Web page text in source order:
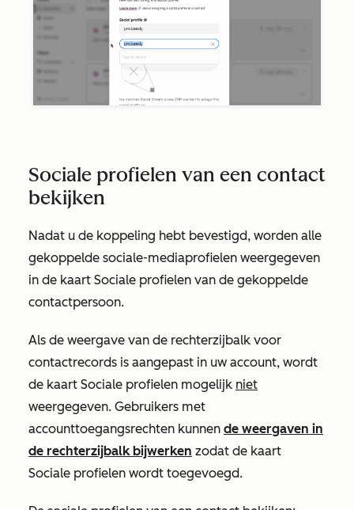
Sociale profielen van een contact
bekijken
Nadat u de koppeling hebt bevestigd, worden alle
gekoppelde sociale-mediaprofielen weergegeven
in de kaart Sociale profielen van de gekoppelde
contactpersoon.
Als de weergave van de rechterzijbalk voor
contactrecords is aangepast in uw account, wordt
de kaart Sociale profielen mogelijk niet
weergegeven. Gebruikers met
accounttoegangsrechten kunnen de weergaven in
de rechterzijbalk bijwerken zodat de kaart
Sociale profielen wordt toegevoegd.